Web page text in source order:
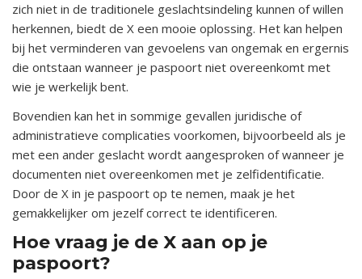
zich niet in de traditionele geslachtsindeling kunnen of willen
herkennen, biedt de X een mooie oplossing. Het kan helpen
bij het verminderen van gevoelens van ongemak en ergernis
die ontstaan wanneer je paspoort niet overeenkomt met
wie je werkelijk bent.
Bovendien kan het in sommige gevallen juridische of
administratieve complicaties voorkomen, bijvoorbeeld als je
met een ander geslacht wordt aangesproken of wanneer je
documenten niet overeenkomen met je zelfidentificatie.
Door de X in je paspoort op te nemen, maak je het
gemakkelijker om jezelf correct te identificeren.
Hoe vraag je de X aan op je
paspoort?